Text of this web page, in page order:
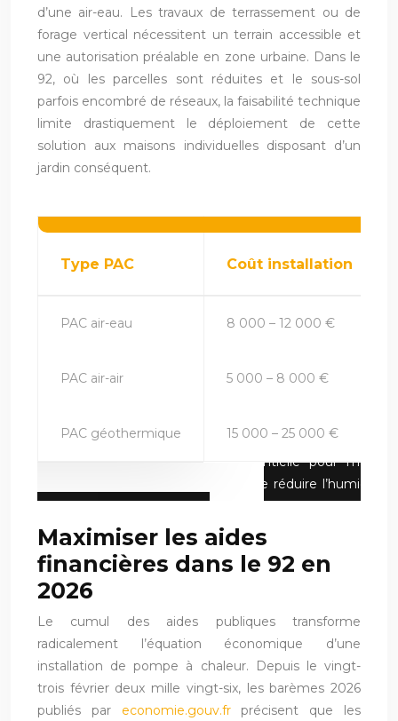
d’une air-eau. Les travaux de terrassement ou de
forage vertical nécessitent un terrain accessible et
une autorisation préalable en zone urbaine. Dans le
92, où les parcelles sont réduites et le sous-sol
parfois encombré de réseaux, la faisabilité technique
limite drastiquement le déploiement de cette
solution aux maisons individuelles disposant d’un
jardin conséquent.
Type PAC Coût installation
PAC air-eau 8 000 – 12 000 €
PAC air-air 5 000 – 8 000 €
PAC géothermique 15 000 – 25 000 €
Maximiser les aides
financières dans le 92 en
2026
Le cumul des aides publiques transforme
radicalement l’équation économique d’une
installation de pompe à chaleur. Depuis le vingt-
trois février deux mille vingt-six, les barèmes 2026
publiés par economie.gouv.frprécisent que les